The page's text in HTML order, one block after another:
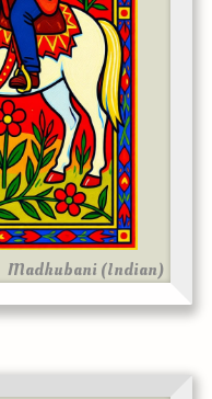
Madhubani (Indian)